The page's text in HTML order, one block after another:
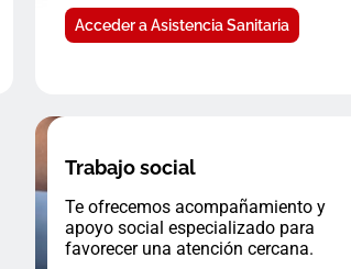
Acceder a Asistencia Sanitaria
Trabajo social
Te ofrecemos acompañamiento y
apoyo social especializado para
favorecer una atención cercana.